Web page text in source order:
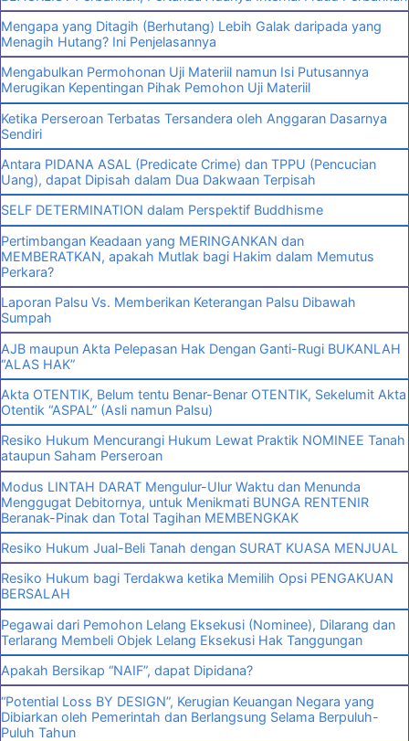
Mengapa yang Ditagih (Berhutang) Lebih Galak daripada yang
Menagih Hutang? Ini Penjelasannya
Mengabulkan Permohonan Uji Materiil namun Isi Putusannya
Merugikan Kepentingan Pihak Pemohon Uji Materiil
Ketika Perseroan Terbatas Tersandera oleh Anggaran Dasarnya
Sendiri
Antara PIDANA ASAL (Predicate Crime) dan TPPU (Pencucian
Uang), dapat Dipisah dalam Dua Dakwaan Terpisah
SELF DETERMINATION dalam Perspektif Buddhisme
Pertimbangan Keadaan yang MERINGANKAN dan
MEMBERATKAN, apakah Mutlak bagi Hakim dalam Memutus
Perkara?
Laporan Palsu Vs. Memberikan Keterangan Palsu Dibawah
Sumpah
AJB maupun Akta Pelepasan Hak Dengan Ganti-Rugi BUKANLAH
“ALAS HAK”
Akta OTENTIK, Belum tentu Benar-Benar OTENTIK, Sekelumit Akta
Otentik “ASPAL” (Asli namun Palsu)
Resiko Hukum Mencurangi Hukum Lewat Praktik NOMINEE Tanah
ataupun Saham Perseroan
Modus LINTAH DARAT Mengulur-Ulur Waktu dan Menunda
Menggugat Debitornya, untuk Menikmati BUNGA RENTENIR
Beranak-Pinak dan Total Tagihan MEMBENGKAK
Resiko Hukum Jual-Beli Tanah dengan SURAT KUASA MENJUAL
Resiko Hukum bagi Terdakwa ketika Memilih Opsi PENGAKUAN
BERSALAH
Pegawai dari Pemohon Lelang Eksekusi (Nominee), Dilarang dan
Terlarang Membeli Objek Lelang Eksekusi Hak Tanggungan
Apakah Bersikap “NAIF”, dapat Dipidana?
“Potential Loss BY DESIGN”, Kerugian Keuangan Negara yang
Dibiarkan oleh Pemerintah dan Berlangsung Selama Berpuluh-
Puluh Tahun